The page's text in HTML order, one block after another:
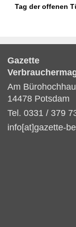
Tag der offenen
Gazette
Am
14478 Potsdam
Tel. 0331 / 379
info[at]gazette-